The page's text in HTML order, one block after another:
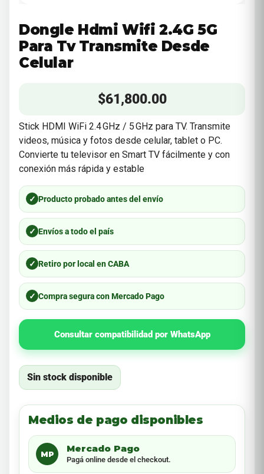
Dongle Hdmi Wifi 2.4G 5G
Para Tv Transmite Desde
Celular
$61,800.00
Stick HDMI WiFi 2.4 GHz / 5 GHz para TV. Transmite
videos, música y fotos desde celular, tablet o PC.
Convierte tu televisor en Smart TV fácilmente y con
conexión más rápida y estable
✓ Producto probado antes del envío
✓ Envíos a todo el país
✓ Retiro por local en CABA
✓ Compra segura con Mercado Pago
Consultar compatibilidad por WhatsApp
Sin stock disponible
Medios de pago disponibles
MP
Mercado Pago
Pagá online desde el checkout.